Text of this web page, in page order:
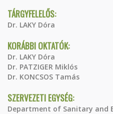
TÁRGYFELELŐS:
Dr. LAKY Dóra
KORÁBBI OKTATÓK:
Dr. LAKY Dóra
Dr. PATZIGER Miklós
Dr. KONCSOS Tamás
SZERVEZETI EGYSÉG:
Department of Sanitary and